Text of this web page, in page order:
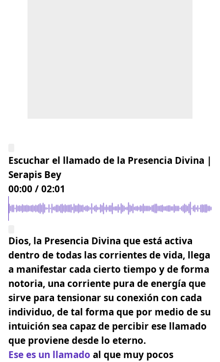
Escuchar el llamado de la Presencia Divina |
Serapis Bey
00:00 /02:01
Dios, la Presencia Divina que está activa
dentro de todas las corrientes de vida, llega
a manifestar cada cierto tiempo y de forma
notoria, una corriente pura de energía que
sirve para tensionar su conexión con cada
individuo, de tal forma que por medio de su
intuición sea capaz de percibir ese llamado
que proviene desde lo eterno.
Ese es un llamado al que muy pocos